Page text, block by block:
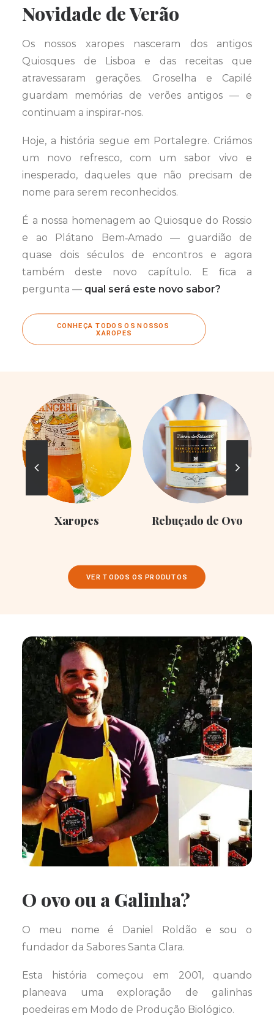
Novidade de Verão
Os nossos xaropes nasceram dos antigos
Quiosques de Lisboa e das receitas que
atravessaram gerações. Groselha e Capilé
guardam memórias de verões antigos — e
continuam a inspirar‑nos.
Hoje, a história segue em Portalegre. Criámos
um novo refresco, com um sabor vivo e
inesperado, daqueles que não precisam de
nome para serem reconhecidos.
É a nossa homenagem ao Quiosque do Rossio
e ao Plátano Bem‑Amado — guardião de
quase dois séculos de encontros e agora
também deste novo capítulo. E fica a
pergunta — qual será este novo sabor?
CONHEÇA TODOS OS NOSSOS
XAROPES
Xaropes Rebuçado de Ovo
VER TODOS OS PRODUTOS
O ovo ou a Galinha?
O meu nome é Daniel Roldão e sou o
fundador da Sabores Santa Clara.
Esta história começou em 2001, quando
planeava uma exploração de galinhas
poedeiras em Modo de Produção Biológico.